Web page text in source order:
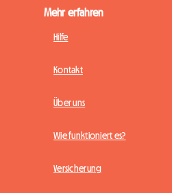
Mehr erfahren
Hilfe
Kontakt
Über uns
Wie funktioniert es?
Versicherung